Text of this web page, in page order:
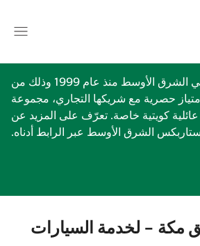
تعمل ستاربكس في الشرق الأوسط منذ عام 1999 وذلك من
حصرية مع شريكها التجاري، مجموعة
كويتية خاصة. تعرّف على المزيد عن
ستاربكس الشرق الأوسط عبر الرابط أدناه.
مكة - لخدمة السيارات